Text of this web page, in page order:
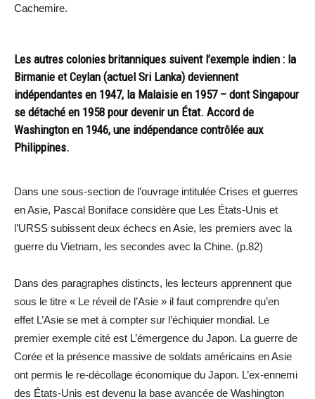
Cachemire.
Les autres colonies britanniques suivent l’exemple indien : la
Birmanie et Ceylan (actuel Sri Lanka) deviennent
indépendantes en 1947, la Malaisie en 1957 – dont Singapour
se détaché en 1958 pour devenir un État. Accord de
Washington en 1946, une indépendance contrôlée aux
Philippines.
Dans une sous-section de l’ouvrage intitulée Crises et guerres
en Asie, Pascal Boniface considère que Les États-Unis et
l’URSS subissent deux échecs en Asie, les premiers avec la
guerre du Vietnam, les secondes avec la Chine. (p.82)
Dans des paragraphes distincts, les lecteurs apprennent que
sous le titre « Le réveil de l’Asie » il faut comprendre qu’en
effet L’Asie se met à compter sur l’échiquier mondial. Le
premier exemple cité est L’émergence du Japon. La guerre de
Corée et la présence massive de soldats américains en Asie
ont permis le re-décollage économique du Japon. L’ex-ennemi
des États-Unis est devenu la base avancée de Washington